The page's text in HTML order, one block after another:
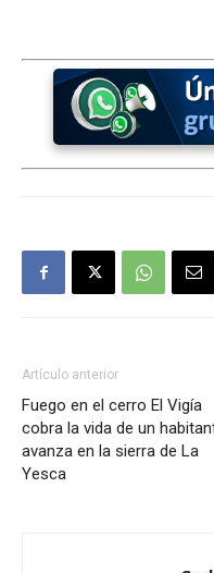
Artículo anterior
Fuego en el cerro El Vigía
cobra la vida de un
avanza en la sierra de La
Yesca